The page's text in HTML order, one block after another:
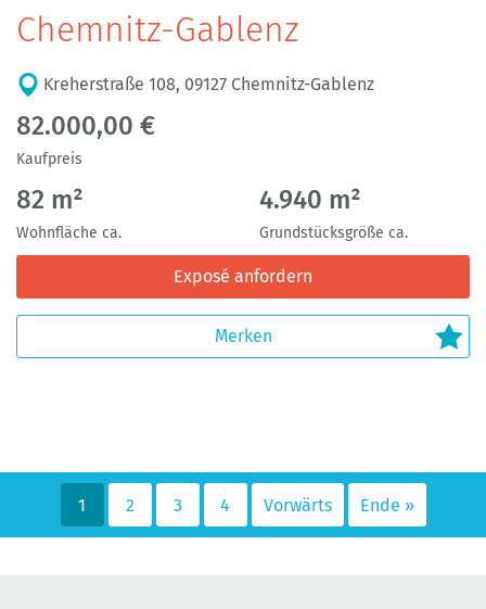
Chemnitz-Gablenz
Kreherstraße 108, 09127 Chemnitz-Gablenz
82.000,00 €
Kaufpreis
82 m²
Wohnfläche ca.
4.940 m²
Grundstücksgröße ca.
Exposé anfordern
1 2 3 4 Vorwärts Ende »